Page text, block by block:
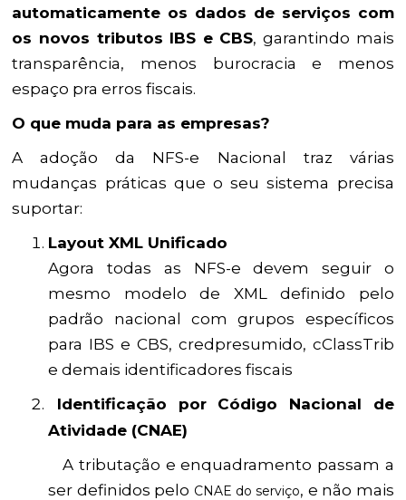
automaticamente os dados de serviços com
os novos tributos IBS e CBS, garantindo mais
transparência, menos burocracia e menos
espaço pra erros fiscais.
O que muda para as empresas?
A adoção da NFS-e Nacional traz várias
mudanças práticas que o seu sistema precisa
suportar:
Layout XML Unificado
Agora todas as NFS-e devem seguir o
mesmo modelo de XML definido pelo
padrão nacional com grupos específicos
para IBS e CBS, credpresumido, cClassTrib
e demais identificadores fiscais
Identificação por Código Nacional de
Atividade (CNAE)
A tributação e enquadramento passam a
ser definidos pelo CNAE do serviço, e não mais